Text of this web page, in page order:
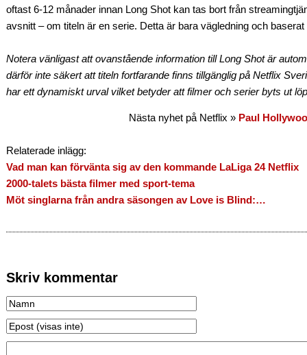
oftast 6-12 månader innan Long Shot kan tas bort från
avsnitt – om titeln är en serie. Detta är bara vägledning och baserat
Notera vänligast att ovanstående information till Long Shot är
därför inte säkert att titeln fortfarande finns tillgänglig på Netflix
har ett dynamiskt urval vilket betyder att filmer och serier byts ut
Nästa nyhet på Netflix » Paul
Relaterade inlägg:
Vad man kan förvänta sig av den kommande LaLiga 24 Netflix
2000-talets bästa filmer med sport-tema
Möt singlarna från andra säsongen av Love is Blind:…
Skriv kommentar